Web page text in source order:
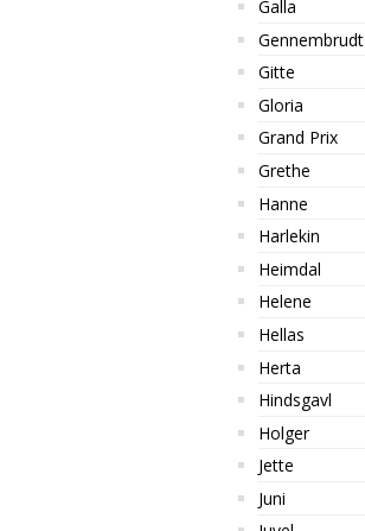
Galla
Gennembrudt
Gitte
Gloria
Grand Prix
Grethe
Hanne
Harlekin
Heimdal
Helene
Hellas
Herta
Hindsgavl
Holger
Jette
Juni